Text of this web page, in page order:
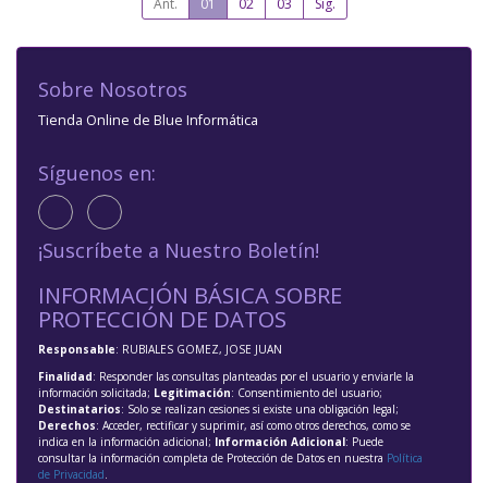
Sobre Nosotros
Tienda Online de Blue Informática
Síguenos en:
¡Suscríbete a Nuestro Boletín!
INFORMACIÓN BÁSICA SOBRE
PROTECCIÓN DE DATOS
Responsable: RUBIALES GOMEZ, JOSE JUAN
Finalidad: Responder las consultas planteadas por el usuario y enviarle la
información solicitada; Legitimación: Consentimiento del usuario;
Destinatarios: Solo se realizan cesiones si existe una obligación legal;
Derechos: Acceder, rectificar y suprimir, así como otros derechos, como se
indica en la información adicional; Información Adicional: Puede
consultar la información completa de Protección de Datos en nuestra Política
de Privacidad.